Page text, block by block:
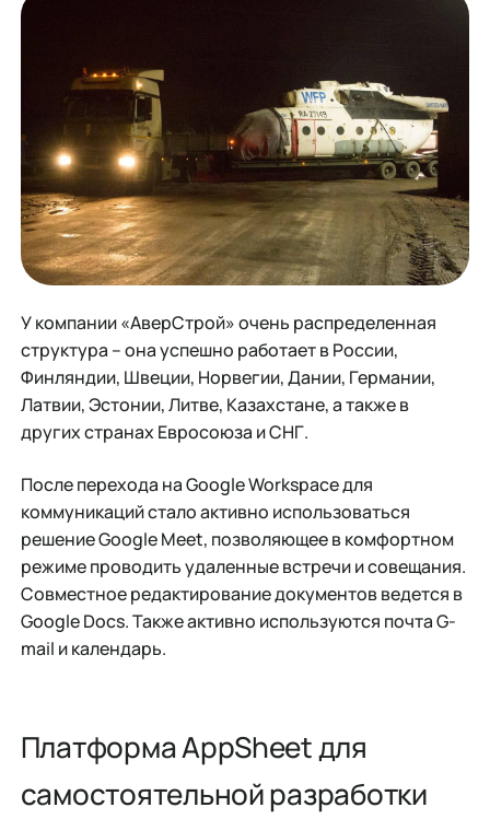
У компании «АверСтрой» очень распределенная
структура – она успешно работает в России,
Финляндии, Швеции, Норвегии, Дании, Германии,
Латвии, Эстонии, Литве, Казахстане, а также в
других странах Евросоюза и СНГ.
После перехода на Google Workspace для
коммуникаций стало активно использоваться
решение Google Meet, позволяющее в комфортном
режиме проводить удаленные встречи и совещания.
Совместное редактирование документов ведется в
Google Docs. Также активно используются почта G-
mail и календарь.
Платформа AppSheet для
самостоятельной разработки